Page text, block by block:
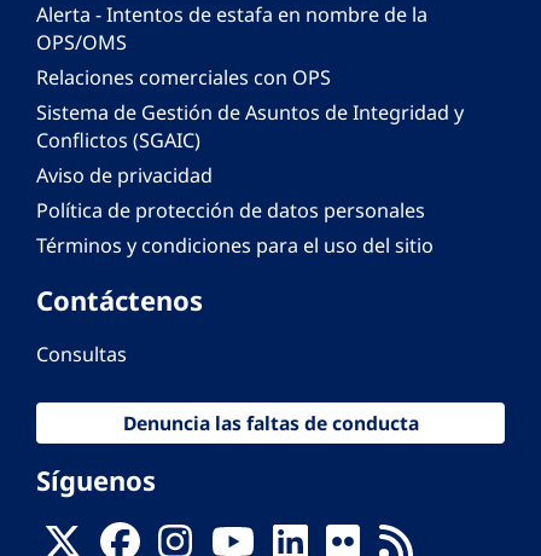
Alerta - Intentos de estafa en nombre de la
OPS/OMS
Relaciones comerciales con OPS
Sistema de Gestión de Asuntos de Integridad y
Conflictos (SGAIC)
Aviso de privacidad
Política de protección de datos personales
Términos y condiciones para el uso del sitio
Contáctenos
Consultas
Denuncia las faltas de conducta
Síguenos